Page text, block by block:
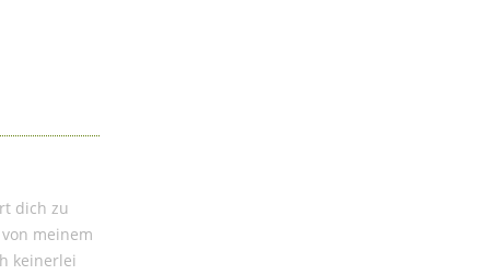
dich zu
meinem
keinerlei